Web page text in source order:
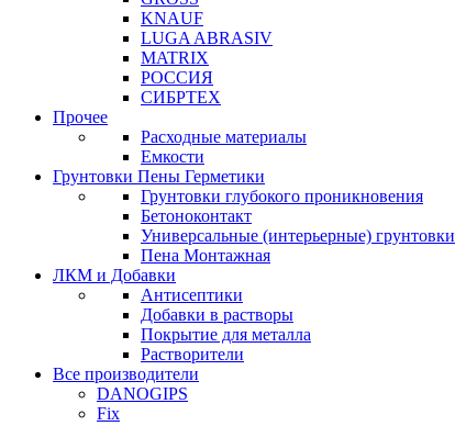
KNAUF
LUGA ABRASIV
MATRIX
РОССИЯ
СИБРТЕХ
Прочее
Расходные материалы
Емкости
Грунтовки Пены Герметики
Грунтовки глубокого проникновения
Бетоноконтакт
Универсальные (интерьерные) грунтовки
Пена Монтажная
ЛКМ и Добавки
Антисептики
Добавки в растворы
Покрытие для металла
Растворители
Все производители
DANOGIPS
Fix